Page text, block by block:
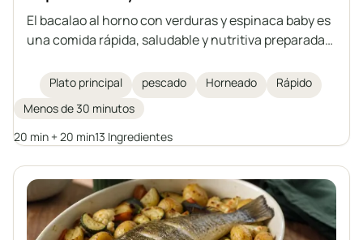
El bacalao al horno con verduras y espinaca baby es
una comida rápida, saludable y nutritiva preparada
se hornean sobre verduras con aromáticas
especias, aceite de oliva y mantequilla clarificada.
Una excelente idea para un plato principal para toda
la familia.
Plato principal pescado Horneado
Rápido
Menos de 30 minutos
20 min + 20 min13 Ingredientes